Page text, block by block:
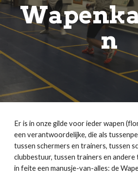
n
Er is in onze gilde voor ieder wapen
een verantwoordelijke, die als
tussen schermers en trainers, tussen
clubbestuur, tussen trainers en
in feite een manusje-van-alles: de